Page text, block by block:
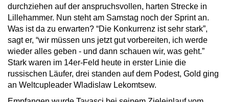
durchziehen auf der anspruchsvollen, harten Strecke in
Lillehammer. Nun steht am Samstag noch der Sprint an.
Was ist da zu erwarten? “Die Konkurrenz ist sehr stark”,
sagt er, “wir müssen uns jetzt gut vorbereiten, ich werde
wieder alles geben - und dann schauen wir, was geht.”
Stark waren im 14er-Feld heute in erster Linie die
russischen Läufer, drei standen auf dem Podest, Gold ging
an Weltcupleader Wladislaw Lekomtsew.